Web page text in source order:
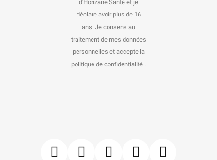
d'Horizane Santé et je
déclare avoir plus de 16
ans. Je consens au
traitement de mes données
personnelles et accepte la
politique de confidentialité .